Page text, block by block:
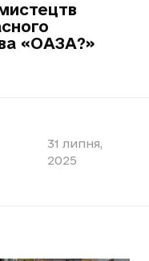
«ОАЗА?»
31 липня,
2025